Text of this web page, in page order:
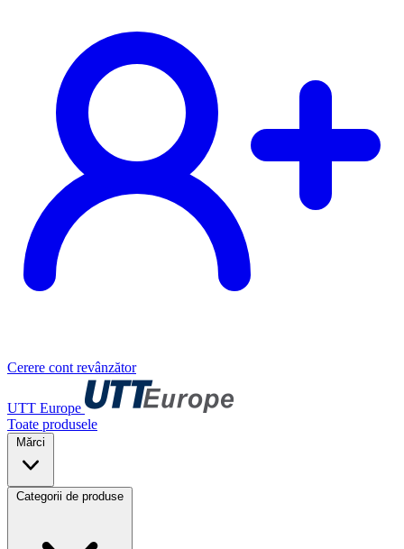
Cerere cont revânzător
UTT Europe
Toate produsele
Mărci
Categorii de produse